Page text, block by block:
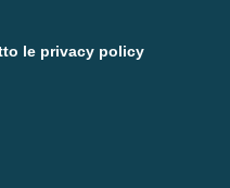
le privacy policy